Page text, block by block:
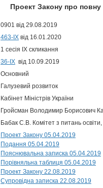
Проект Закону про
0901 від 29.08.2019
463-IX від 16.01.2020
1 сесія IX скликання
36-ІХ від 10.09.2019
Основний
Галузевий розвиток
Кабінет Міністрів України
Гройсман Володимир Борисович
Бабак С.В. Комітет з питань освіти,
Проект Закону 05.04.2019
Подання 05.04.2019
Пояснювальна записка 05.04.2019
Порівняльна таблиця 05.04.2019
Проект Закону 22.08.2019
Супровідна записка 22.08.2019